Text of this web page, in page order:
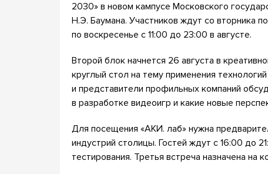
2030» в новом кампусе Московского
Н.Э. Баумана. Участников ждут со вторника
по воскресенье с 11:00 до 23:00 в августе.
Второй блок начнется 26 августа в
круглый стол на тему применения
и представители профильных компаний
в разработке видеоигр и какие новые
Для посещения «АКИ. лаб» нужна
индустрий столицы. Гостей ждут с 16:00 до
тестирования. Третья встреча назначена